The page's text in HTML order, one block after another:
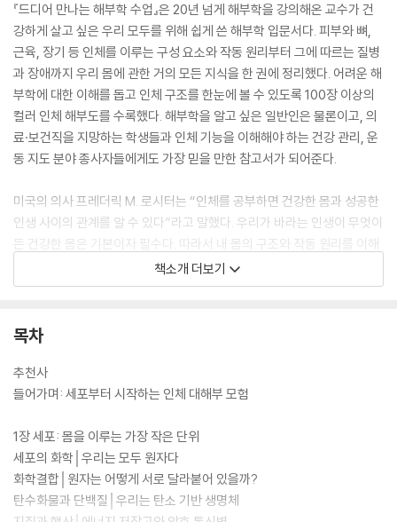
『드디어 만나는 해부학 수업』은 20년 넘게 해부학을 강의해온 교수가 건
강하게 살고 싶은 우리 모두를 위해 쉽게 쓴 해부학 입문서다. 피부와 뼈,
근육, 장기 등 인체를 이루는 구성 요소와 작동 원리부터 그에 따르는 질병
과 장애까지 우리 몸에 관한 거의 모든 지식을 한 권에 정리했다. 어려운 해
부학에 대한 이해를 돕고 인체 구조를 한눈에 볼 수 있도록 100장 이상의
컬러 인체 해부도를 수록했다. 해부학을 알고 싶은 일반인은 물론이고, 의
료·보건직을 지망하는 학생들과 인체 기능을 이해해야 하는 건강 관리, 운
동 지도 분야 종사자들에게도 가장 믿을 만한 참고서가 되어준다.
미국의 의사 프레더릭 M. 로시터는 “인체를 공부하면 건강한 몸과 성공한
인생 사이의 관계를 알 수 있다”라고 말했다. 우리가 바라는 인생이 무엇이
든 건강한 몸은 기본이자 필수다. 따라서 내 몸의 구조와 작동 원리를 이해
하는 해부학은 특정 분야의 전문가만을 위한 지식이 아니라 우리 모두가
살면서 한 번쯤 공부해야 할 핵심 교양이다. 이제 평생을 함께할 내 몸을 위
책소개 더보기
목차
추천사
들어가며: 세포부터 시작하는 인체 대해부 모험
1장 세포: 몸을 이루는 가장 작은 단위
세포의 화학│우리는 모두 원자다
화학결합│원자는 어떻게 서로 달라붙어 있을까?
탄수화물과 단백질│우리는 탄소 기반 생명체